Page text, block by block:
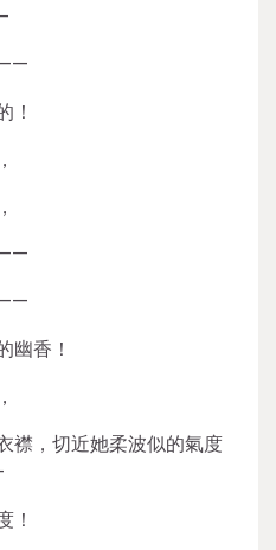
——
！
——
——
幽香！
襟，切近她柔波似的氣度
！